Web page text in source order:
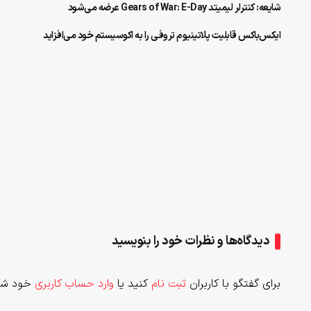
شایعه: کنترلر لیمیتد Gears of War: E-Day عرضه می‌شود
ایکس‌باکس قابلیت پلاتینیوم تروفی را به اکوسیستم خود می‌افزاید
دیدگاه‌ها و نظرات خود را بنویسید
برای گفتگو با کاربران ثبت نام کنید یا وارد حساب کاربری خود